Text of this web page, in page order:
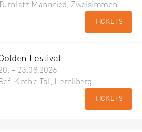
Turnlatz Mannried, Zweisimmen
TICKETS
Festival
– 23.08.2026
Ref. Kirche Tal, Herrliberg
TICKETS